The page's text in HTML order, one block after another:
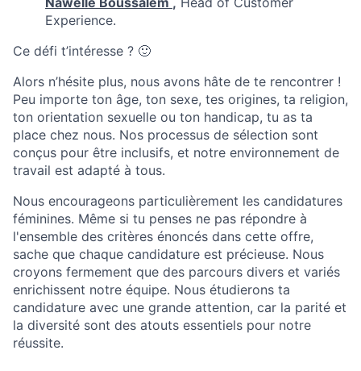
Experience.
Ce défi t’intéresse ? 🙂
Alors n’hésite plus, nous avons hâte de te rencontrer !
Peu importe ton âge, ton sexe, tes origines, ta religion,
ton orientation sexuelle ou ton handicap, tu as ta
place chez nous. Nos processus de sélection sont
conçus pour être inclusifs, et notre environnement de
travail est adapté à tous.
Nous encourageons particulièrement les candidatures
féminines. Même si tu penses ne pas répondre à
l'ensemble des critères énoncés dans cette offre,
sache que chaque candidature est précieuse. Nous
croyons fermement que des parcours divers et variés
enrichissent notre équipe. Nous étudierons ta
candidature avec une grande attention, car la parité et
la diversité sont des atouts essentiels pour notre
réussite.